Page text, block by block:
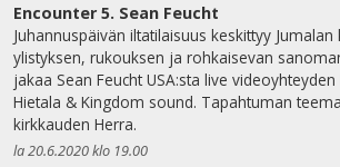
Encounter 5. Sean Feucht
Juhannuspäivän iltatilaisuus keskittyy
ylistyksen, rukouksen ja rohkaisevan
jakaa Sean Feucht USA:sta live
Hietala & Kingdom sound. Tapahtuman
kirkkauden Herra.
la 20.6.2020 klo 19.00